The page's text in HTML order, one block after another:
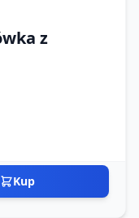
z
Kup